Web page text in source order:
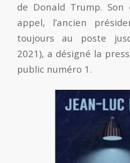
de Donald Trump.
appel, l’ancien
toujours au poste
2021), a désigné la
public numéro 1.